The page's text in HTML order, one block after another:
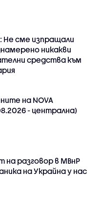
Не сме изпращали
никакви
средства към
на NOVA
- централна)
на разговор в МВнР
на Украйна у нас